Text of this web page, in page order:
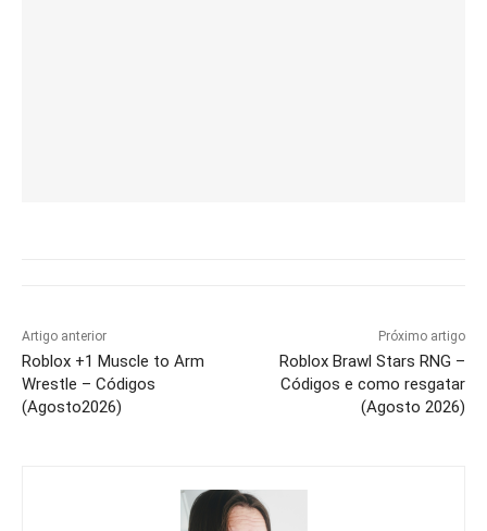
Artigo anterior
Roblox +1 Muscle to Arm
Wrestle – Códigos
(Agosto2026)
Próximo artigo
Roblox Brawl Stars RNG –
Códigos e como resgatar
(Agosto 2026)